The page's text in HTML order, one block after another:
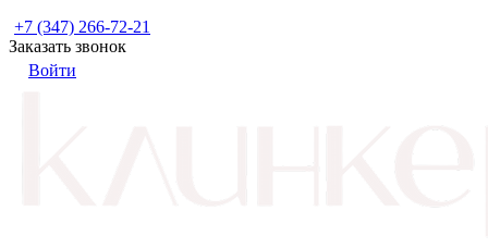
+7 (347) 266-72-21
Заказать звонок
Войти